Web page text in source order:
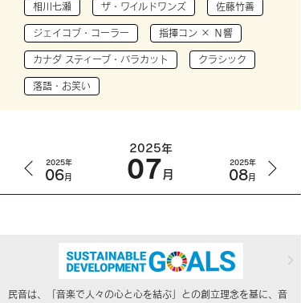
相川七瀬 ザ・ワイルドワンズ 佐藤竹善
ジェイコブ・コーラー 指揮コン × Ｎ響
カナダ スティーブ・バラカット クラシック
落語・お笑い
2025年
06月
2025年
07月
2025年
08月
民音は、「音楽で人々の心と心を結ぶ」との創立理念を基に、音